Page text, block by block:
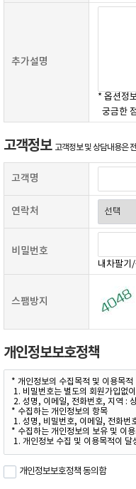
추가설명
* 옵션정
궁금한
고객정보 고객정보 및 상담내용은
고객명
연락처
비밀번호
내차팔기
스팸방지
개인정보보호정책
개인정보보호정책 동의함